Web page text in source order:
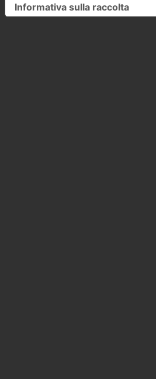
Informativa sulla raccolta